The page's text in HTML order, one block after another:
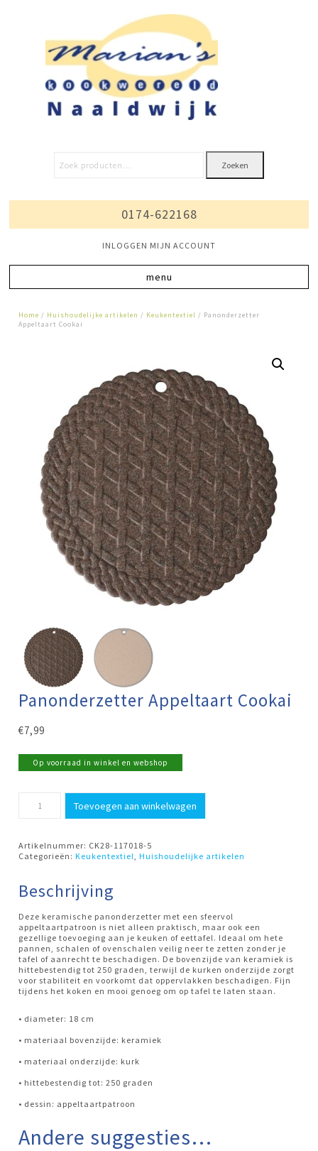
Zoeken
0174-622168
INLOGGEN MIJN ACCOUNT
Home / Huishoudelijke artikelen / Keukentextiel / Panonderzetter
Appeltaart Cookai
Panonderzetter Appeltaart Cookai
€7,99
Op voorraad in winkel en webshop
Appeltaart
Toevoegen aan winkelwagen
Artikelnummer: CK28-117018-5
Categorieën:Keukentextiel ,Huishoudelijke artikelen
Beschrijving
Deze keramische panonderzetter met een sfeervol
appeltaartpatroon is niet alleen praktisch, maar ook een
gezellige toevoeging aan je keuken of eettafel. Ideaal om hete
pannen, schalen of ovenschalen veilig neer te zetten zonder je
tafel of aanrecht te beschadigen. De bovenzijde van keramiek is
hittebestendig tot 250 graden, terwijl de kurken onderzijde zorgt
voor stabiliteit en voorkomt dat oppervlakken beschadigen. Fijn
tijdens het koken en mooi genoeg om op tafel te laten staan.
• diameter: 18 cm
• materiaal bovenzijde: keramiek
• materiaal onderzijde: kurk
• hittebestendig tot: 250 graden
• dessin: appeltaartpatroon
Andere suggesties…